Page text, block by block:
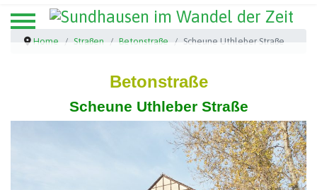
Home Straßen Betonstraße Scheune Uthleber Straße
Betonstraße
Scheune Uthleber Straße